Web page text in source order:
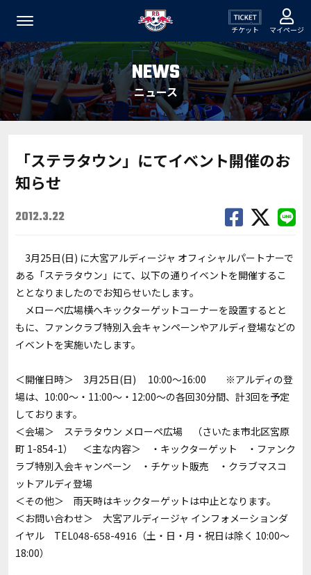
チケット マイページ
NEWS
ニュース
「ステラタウン」にてイベント開催のお
知らせ
2012.3.22
3月25日(日) に大宮アルディージャ オフィシャルパートナーで
ある「ステラタウン」にて、以下の通りイベントを開催するこ
ととなりましたのでお知らせいたします。
メローペ広場横へキックターゲットコーナーを設置するとと
もに、ファンクラブ特別入会キャンペーンやアルディ登場などの
イベントを実施いたします。
＜開催日時＞ 3月25日(日) 10:00～16:00 ※アルディの登
場は、10:00～・11:00～・12:00～の各回30分間、計3回を予定
しております。
＜会場＞ ステラタウン メローペ広場 （さいたま市北区宮原
町 1-854-1） ＜主な内容＞ ・キックターゲット ・ファンク
ラブ特別入会キャンペーン ・チケット販売 ・クラブマスコ
ットアルディ登場
＜その他＞ 雨天時はキックターゲットは中止となります。
＜お問い合わせ＞ 大宮アルディージャ インフォメーションダ
イヤル TEL048-658-4916（土・日・月・祝日は除く 10:00～
18:00）